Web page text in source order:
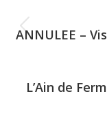
ANNULEE –
L’Ain de